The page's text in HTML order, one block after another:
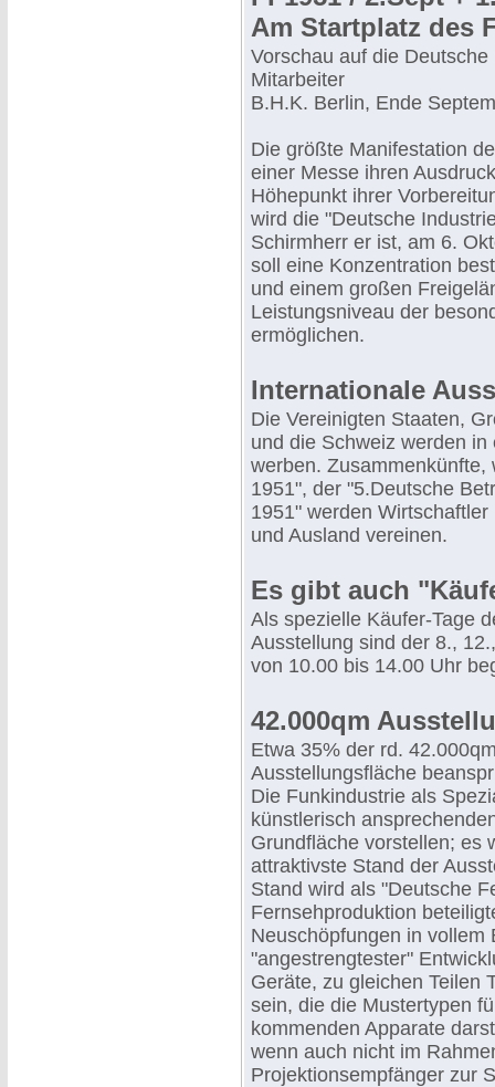
Am Startplatz des
Vorschau auf die
Mitarbeiter
B.H.K. Berlin, Ende
Die größte Manifestation
einer Messe ihren
Höhepunkt ihrer
wird die "Deutsche
Schirmherr er ist, am 6.
soll eine Konzentration
und einem großen
Leistungsniveau der
ermöglichen.
Internationale
Die Vereinigten Staaten,
und die Schweiz werden
werben.
1951", der "5.Deutsche
1951" werden
und Ausland vereinen.
Es gibt auch
Als spezielle Käufer-Tage
Ausstellung sind der 8.,
von 10.00 bis 14.00 Uhr
42.000qm
Etwa 35% der rd.
Ausstellungsfläche
Die Funkindustrie als
künstlerisch
Grundfläche vorstellen; es
attraktivste Stand der
Stand wird als "Deutsche
Fernsehproduktion
Neuschöpfungen in vollem
"angestrengtester"
Geräte, zu gleichen Teilen
sein, die die Mustertypen
kommenden Apparate
wenn auch nicht im
Projektionsempfänger zur